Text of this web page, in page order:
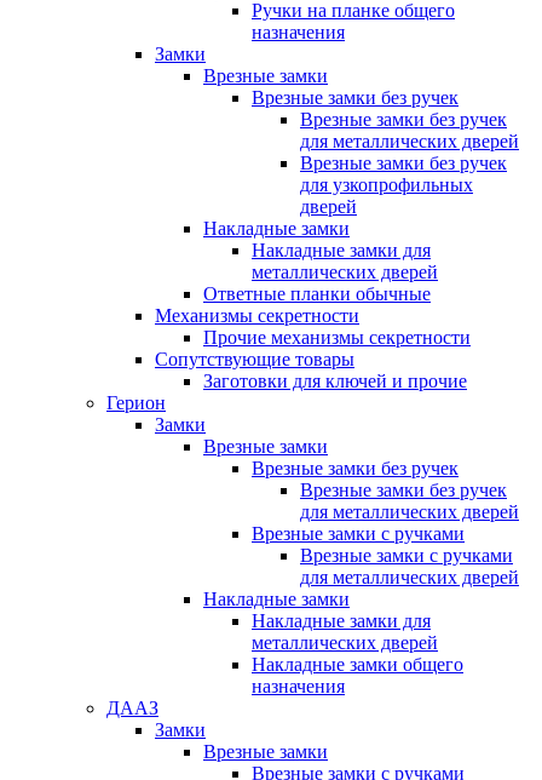
Ручки на планке общего
назначения
Замки
Врезные замки
Врезные замки без ручек
Врезные замки без ручек
для металлических дверей
Врезные замки без ручек
для узкопрофильных
дверей
Накладные замки
Накладные замки для
металлических дверей
Ответные планки обычные
Механизмы секретности
Прочие механизмы секретности
Сопутствующие товары
Заготовки для ключей и прочие
Герион
Замки
Врезные замки
Врезные замки без ручек
Врезные замки без ручек
для металлических дверей
Врезные замки с ручками
Врезные замки с ручками
для металлических дверей
Накладные замки
Накладные замки для
металлических дверей
Накладные замки общего
назначения
ДААЗ
Замки
Врезные замки
Врезные замки с ручками